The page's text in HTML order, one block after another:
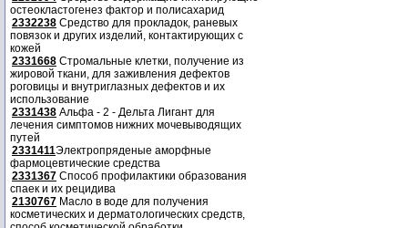
остеокластогенез фактор и полисахарид
2332238 Средство для прокладок, раневых
повязок и других изделий, контактирующих с
кожей
2331668 Стромальные клетки, получение из
жировой ткани, для заживления дефектов
роговицы и внутриглазных дефектов и их
использование
2331438 Альфа - 2 - Дельта Лигант для
лечения симптомов нижних мочевыводящих
путей
2331411Электропряденые аморфные
фармоцевтические средства
2331367 Способ профилактики образования
спаек и их рецидива
2130767 Масло в воде для получения
косметических и дерматологических средств,